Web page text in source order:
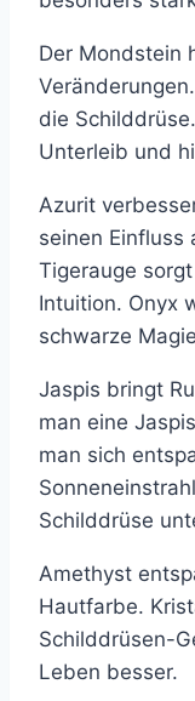
Der Mondstein
die
Unterleib und
Azurit
seinen Einfluss
Tigerauge
Intuition. Onyx
schwarze
Jaspis bringt
man eine
man sich
Schilddrüse
Amethyst
Hautfarbe.
Schilddrüsen-
Leben besser.